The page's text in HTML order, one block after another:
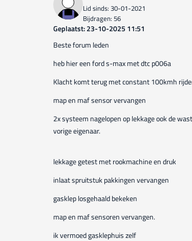
Lid sinds: 30-01-2021
Bijdragen: 56
Geplaatst: 23-10-2025 11:51
Beste forum leden
heb hier een ford s-max met dtc p006a
Klacht komt terug met constant 100kmh
map en maf sensor vervangen
2x systeem nagelopen op lekkage ook de
vorige eigenaar.
lekkage getest met rookmachine en druk
inlaat spruitstuk pakkingen vervangen
gasklep losgehaald bekeken
map en maf sensoren vervangen.
ik vermoed gasklephuis zelf